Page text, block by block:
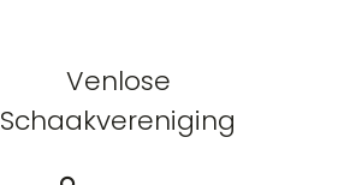
Venlose
Schaakvereniging